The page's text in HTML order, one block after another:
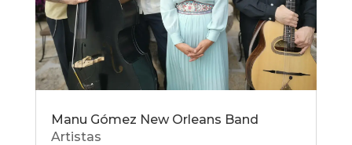
Manu Gómez New Orleans Band
Artistas